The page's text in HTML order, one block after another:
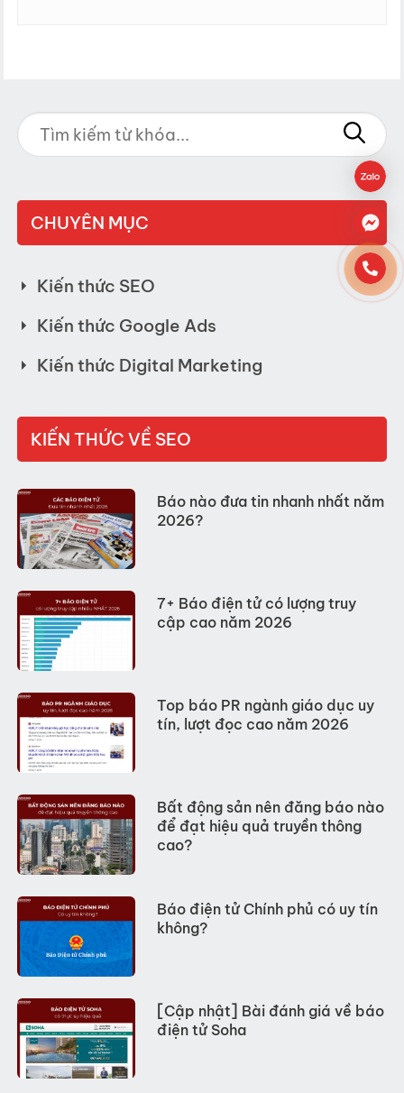
CHUYÊN MỤC
Kiến thức SEO
Kiến thức Google Ads
Kiến thức Digital Marketing
KIẾN THỨC VỀ SEO
Báo nào đưa tin nhanh nhất năm
2026?
7+ Báo điện tử có lượng truy
cập cao năm 2026
Top báo PR ngành giáo dục uy
tín, lượt đọc cao năm 2026
Bất động sản nên đăng báo nào
để đạt hiệu quả truyền thông
cao?
Báo điện tử Chính phủ có uy tín
không?
[Cập nhật] Bài đánh giá về báo
điện tử Soha